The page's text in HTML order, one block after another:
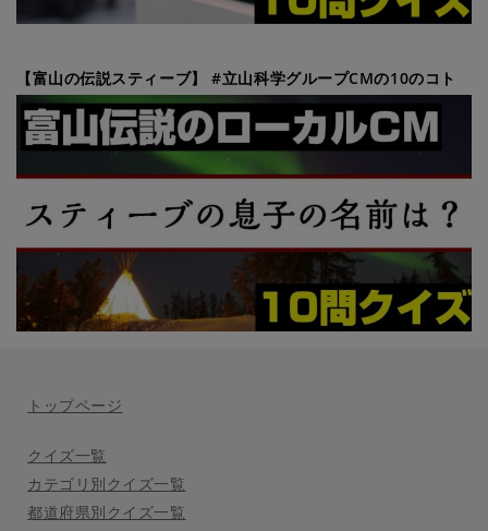
【富山の伝説スティーブ】 #立山科学グループCMの10のコト
トップページ
クイズ一覧
カテゴリ別クイズ一覧
都道府県別クイズ一覧